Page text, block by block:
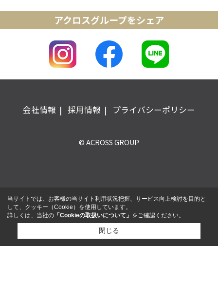
アクロスグループをシェア
会社情報 採用情報 プライバシーポリシー
© ACROSS GROUP
当サイトでは、お客様の当サイト利用状況把握、サービス向上検討を目的と
して、クッキー（Cookie）を使用しています。
詳しくは、当社の 「Cookieの取扱いについて」 をご確認ください。
閉じる